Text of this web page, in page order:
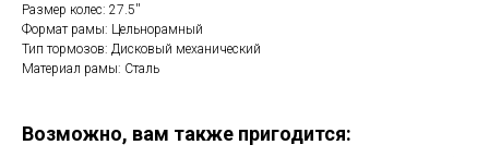
Размер колес: 27.5''
Формат рамы: Цельнорамный
Тип тормозов: Дисковый механический
Материал рамы: Сталь
Возможно, вам также пригодится: